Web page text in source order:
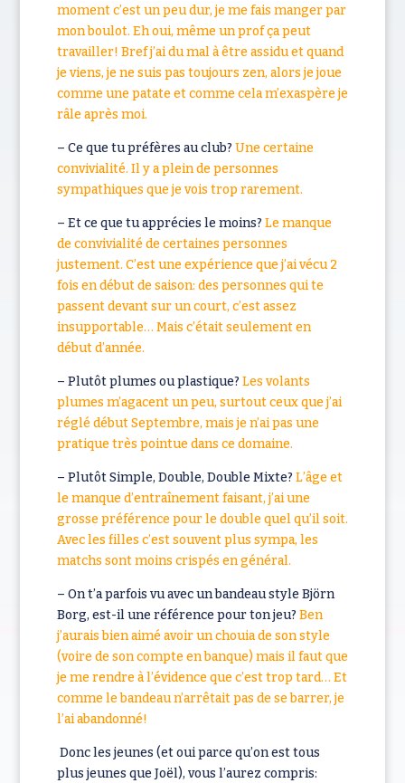
moment c’est un peu dur, je me fais manger par
mon boulot. Eh oui, même un prof ça peut
travailler! Bref j’ai du mal à être assidu et quand
je viens, je ne suis pas toujours zen, alors je joue
comme une patate et comme cela m’exaspère je
râle après moi.
– Ce que tu préfères au club? Une certaine
convivialité. Il y a plein de personnes
sympathiques que je vois trop rarement.
– Et ce que tu apprécies le moins? Le manque
de convivialité de certaines personnes
justement. C’est une expérience que j’ai vécu 2
fois en début de saison: des personnes qui te
passent devant sur un court, c’est assez
insupportable… Mais c’était seulement en
début d’année.
– Plutôt plumes ou plastique? Les volants
plumes m’agacent un peu, surtout ceux que j’ai
réglé début Septembre, mais je n’ai pas une
pratique très pointue dans ce domaine.
– Plutôt Simple, Double, Double Mixte? L’âge et
le manque d’entraînement faisant, j’ai une
grosse préférence pour le double quel qu’il soit.
Avec les filles c’est souvent plus sympa, les
matchs sont moins crispés en général.
– On t’a parfois vu avec un bandeau style Björn
Borg, est-il une référence pour ton jeu? Ben
j’aurais bien aimé avoir un chouia de son style
(voire de son compte en banque) mais il faut que
je me rendre à l’évidence que c’est trop tard… Et
comme le bandeau n’arrêtait pas de se barrer, je
l’ai abandonné!
Donc les jeunes (et oui parce qu’on est tous
plus jeunes que Joël), vous l’aurez compris: